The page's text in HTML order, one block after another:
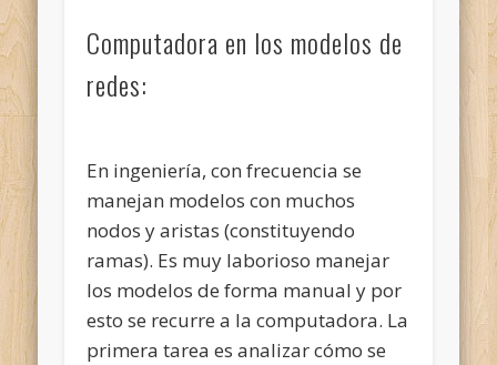
Computadora en los modelos de
redes:
En ingeniería, con frecuencia se
manejan modelos con muchos
nodos y aristas (constituyendo
ramas). Es muy laborioso manejar
los modelos de forma manual y por
esto se recurre a la computadora. La
primera tarea es analizar cómo se